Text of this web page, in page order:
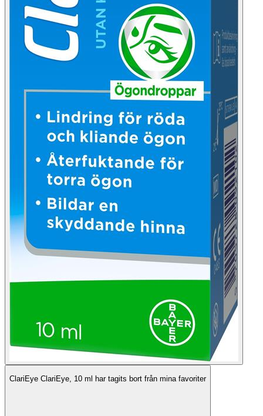
ClariEye ClariEye, 10 ml har tagits bort från mina favoriter